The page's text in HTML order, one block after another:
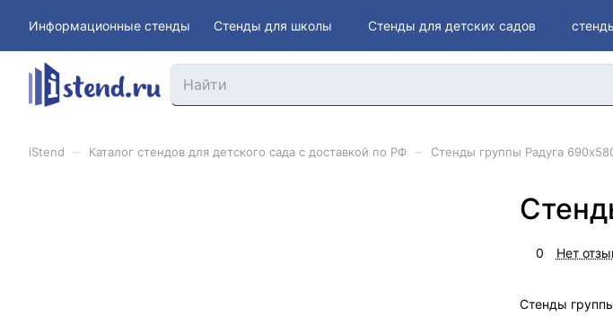
Информационные стенды Стенды для школы Стенды для детских садов
iStend Каталог стендов для детского сада с доставкой по РФ Стенды группы Радуга
0 Нет
Стенды